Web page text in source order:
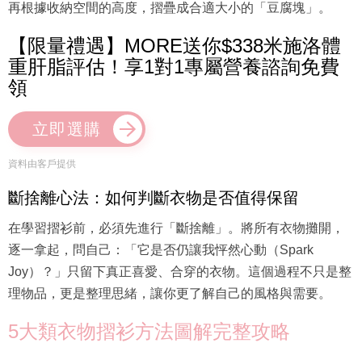
再根據收納空間的高度，摺疊成合適大小的「豆腐塊」。
【限量禮遇】MORE送你$338米施洛體
重肝脂評估！享1對1專屬營養諮詢免費
領
立即選購
資料由客戶提供
斷捨離心法：如何判斷衣物是否值得保留
在學習摺衫前，必須先進行「斷捨離」。將所有衣物攤開，
逐一拿起，問自己：「它是否仍讓我怦然心動（Spark
Joy）？」只留下真正喜愛、合穿的衣物。這個過程不只是整
理物品，更是整理思緒，讓你更了解自己的風格與需要。
5大類衣物摺衫方法圖解完整攻略